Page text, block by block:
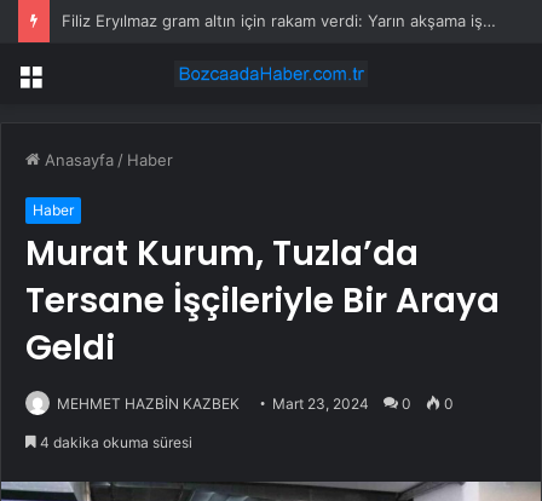
Filiz Eryılmaz gram altın için rakam verdi: Yarın akşama işaret etti
Menü
Anasayfa / Haber
Haber
Murat Kurum, Tuzla’da
Tersane İşçileriyle Bir Araya
Geldi
MEHMET HAZBİN KAZBEK Mart 23, 2024 0 0
4 dakika okuma süresi